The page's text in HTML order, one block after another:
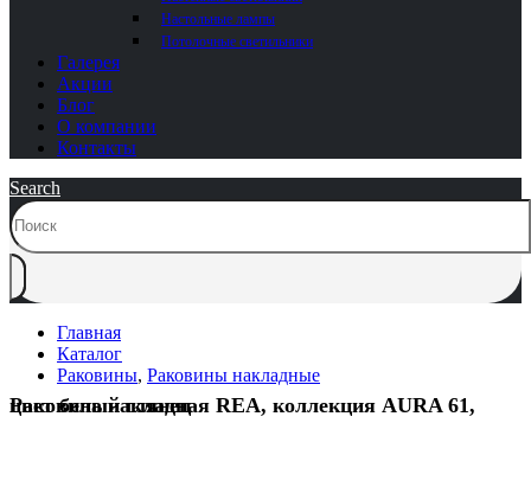
Настольные лампы
Потолочные светильники
Галерея
Акции
Блог
О компании
Контакты
Search
Главная
Каталог
Раковины, Раковины накладные
Раковина накладная REA, коллекция AURA 61, цвет белый глянец